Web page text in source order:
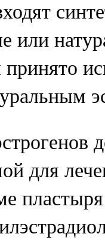
или
для